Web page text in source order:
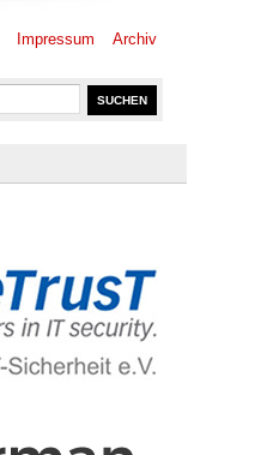
Impressum Archiv